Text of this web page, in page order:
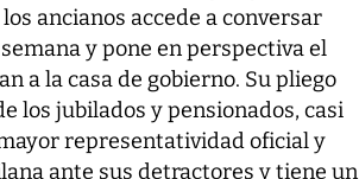
ancianos accede a conversar
y pone en perspectiva el
a la casa de gobierno. Su pliego
los jubilados y pensionados, casi
representatividad oficial y
ante sus detractores y tiene un